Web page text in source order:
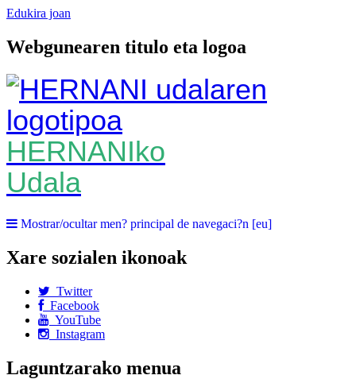
Edukira joan
Webgunearen titulo eta logoa
HERNANIko
Udala
Mostrar/ocultar men? principal de navegaci?n [eu]
Xare sozialen ikonoak
Twitter
Facebook
YouTube
Instagram
Laguntzarako menua